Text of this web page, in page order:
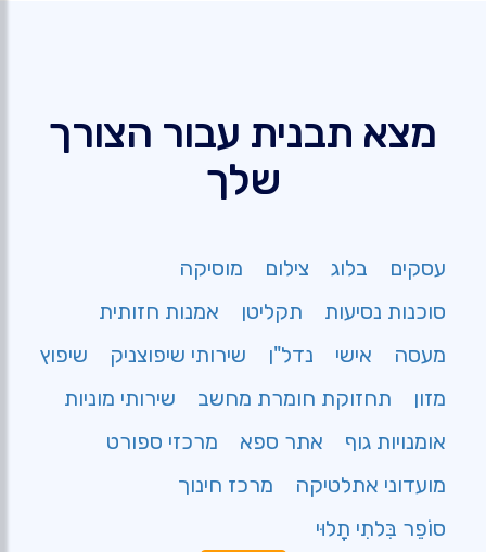
מצא תבנית עבור הצורך
שלך
עסקים בלוג צילום
מוסיקה
סוכנות נסיעות
תקליטן
אמנות חזותית
מעסה
אישי נדל"ן שירותי שיפוצניק
שיפוץ
מזון
תחזוקת חומרת מחשב
שירותי מוניות
אומנויות גוף
אתר ספא
מרכזי ספורט
מועדוני אתלטיקה
מרכז חינוך
סוֹפֵר בִּלתִי תָלוּי